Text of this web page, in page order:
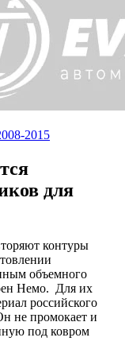
2015
для
контуры
объемного
Немо. Для их
российского
не промокает и
под ковром